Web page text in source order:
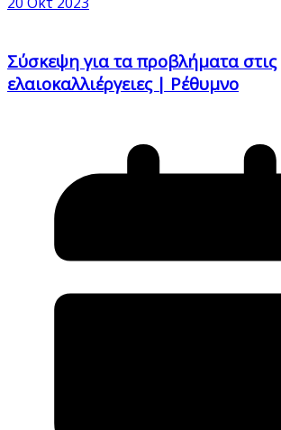
Σύσκεψη για τα προβλήματα στις
ελαιοκαλλιέργειες | Ρέθυμνο